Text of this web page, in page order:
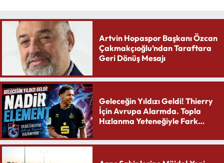
Artvin Hopaspor Başkanı Özcan
Çakmakçıoğlu’ndan Taraftara
Geri Dönüş Mesajı
Geleceğin Yıldızı Geldi! Thierry
İçin Avrupa Alarmda. Topla
Hızlanma Yeteneğiyle Fark